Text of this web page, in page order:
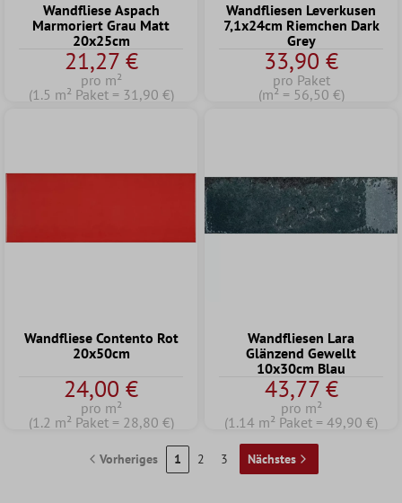
Wandfliese Aspach
Marmoriert Grau Matt
20x25cm
21,27 €
pro m²
(1.5 m² Paket = 31,90 €)
Wandfliesen Leverkusen
7,1x24cm Riemchen Dark
Grey
33,90 €
pro Paket
(m² = 56,50 €)
Wandfliese Contento Rot
20x50cm
24,00 €
pro m²
(1.2 m² Paket = 28,80 €)
Wandfliesen Lara
Glänzend Gewellt
10x30cm Blau
43,77 €
pro m²
(1.14 m² Paket = 49,90 €)
Vorheriges 1 2 3 Nächstes